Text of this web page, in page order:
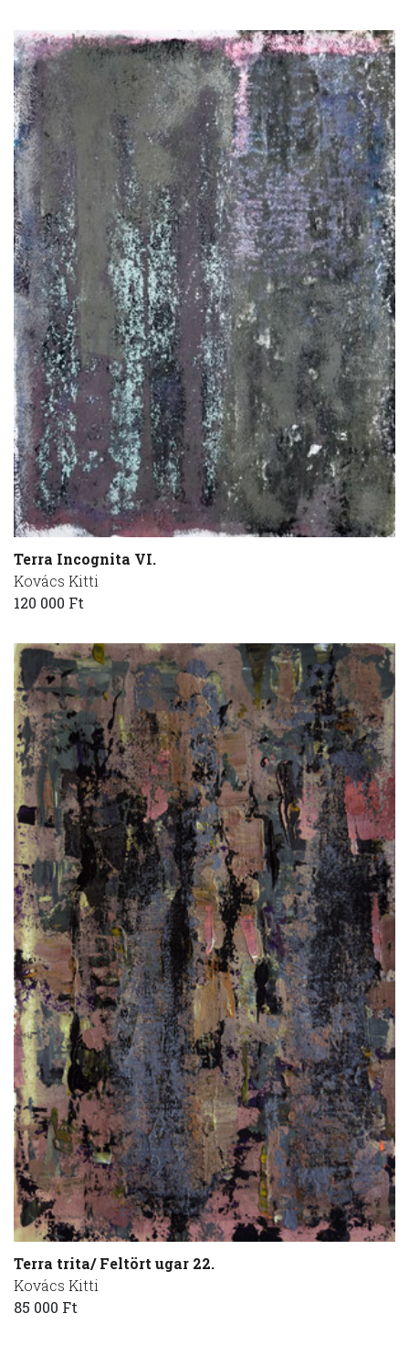
Terra Incognita VI.
Kovács Kitti
120 000 Ft
Terra trita/ Feltört ugar 22.
Kovács Kitti
85 000 Ft